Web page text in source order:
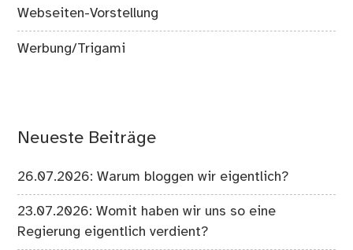
Webseiten-Vorstellung
Werbung/Trigami
Neueste Beiträge
26.07.2026: Warum bloggen wir eigentlich?
23.07.2026: Womit haben wir uns so eine
Regierung eigentlich verdient?